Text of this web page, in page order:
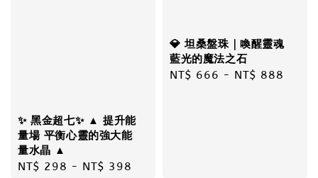
✨ 黑金超七✨ ▲ 提升能
量場 平衡心靈的強大能
量水晶 ▲
Regular
NT$ 298 - NT$ 398
💎 坦桑盤珠｜喚醒靈魂
藍光的魔法之石
Regular
NT$ 666 - NT$ 888